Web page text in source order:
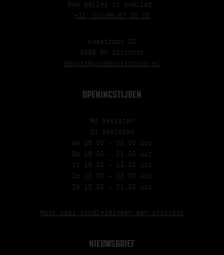
Een beller is sneller:
+31 (0)499-57 20 02
Koestraat 20
5688 AH Oirschot
depost@vandeoirsprong.nl
OPENINGSTIJDEN
Ma Gesloten
Di Gesloten
Wo 16.00 - 21.00 uur
Do 16.00 - 21.00 uur
Vr 16.00 – 23.00 uur
Za 12.00 – 23.00 uur
Zo 12.00 – 21.00 uur
Maak voor rondleidingen een afspraak
NIEUWSBRIEF